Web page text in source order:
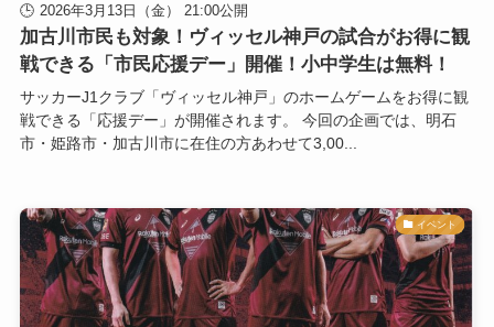
2026年3月13日（金） 21:00公開
加古川市民も対象！ヴィッセル神戸の試合がお得に観
戦できる「市民応援デー」開催！小中学生は無料！
サッカーJ1クラブ「ヴィッセル神戸」のホームゲームをお得に観
戦できる「応援デー」が開催されます。 今回の企画では、明石
市・姫路市・加古川市に在住の方あわせて3,00...
イベント